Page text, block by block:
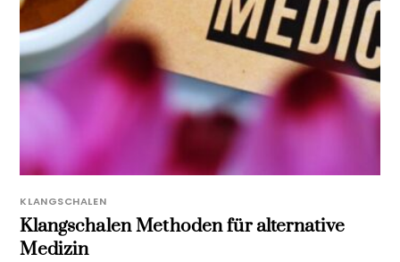
KLANGSCHALEN
Klangschalen Methoden für alternative
Medizin